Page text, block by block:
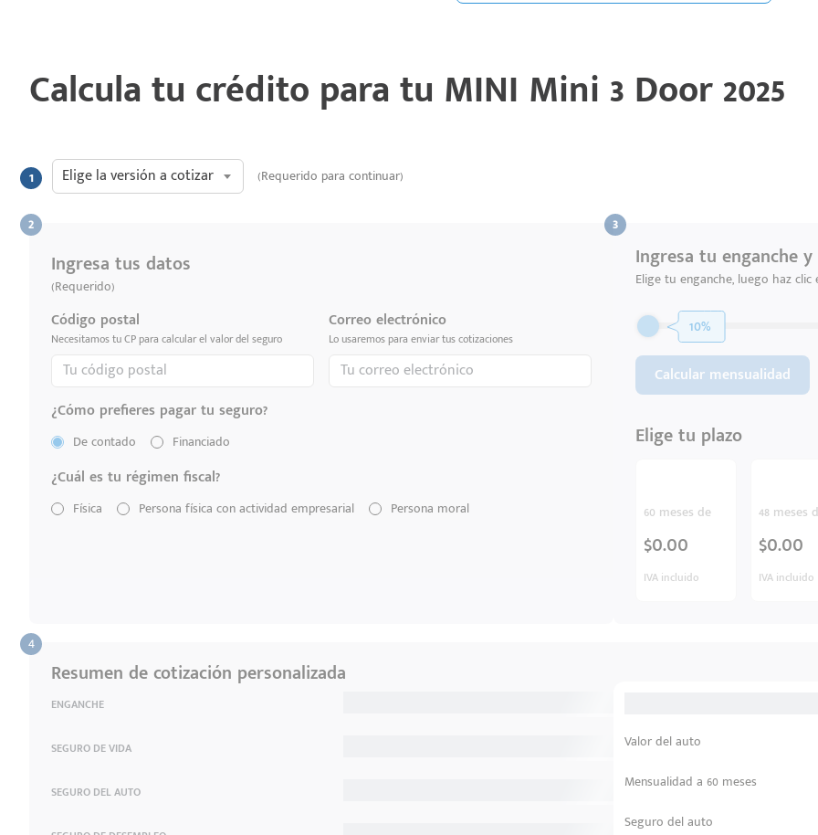
Calcula tu crédito para tu MINI Mini 3 Door 2025
Elige la versión a cotizar (Requerido para continuar)
Ingresa tus datos
(Requerido)
Código postal
Necesitamos tu CP para calcular el valor del seguro
Correo electrónico
Lo usaremos para enviar tus cotizaciones
¿Cómo prefieres pagar tu seguro?
De contado Financiado
¿Cuál es tu régimen fiscal?
Física Persona física con actividad empresarial Persona moral
Ingresa tu enganche
Elige tu enganche, luego haz
10%
Calcular mensualidad
Elige tu plazo
60 meses de
$0.00
IVA incluido
48 meses
$0.00
IVA incluido
Resumen de cotización personalizada
ENGANCHE
SEGURO DE VIDA
SEGURO DEL AUTO
Valor del auto
Mensualidad a 60 meses
Seguro del auto